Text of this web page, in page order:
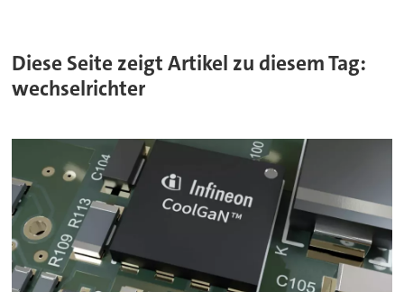
Diese Seite zeigt Artikel zu diesem Tag:
wechselrichter